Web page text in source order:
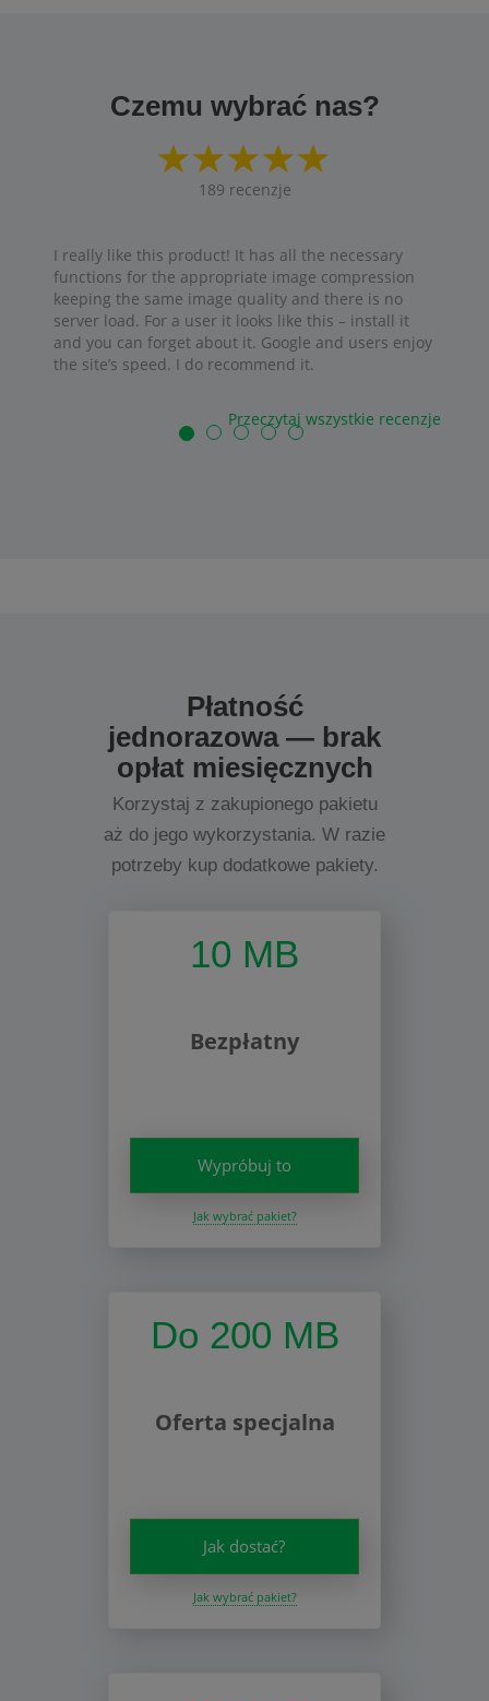
Czemu wybrać nas?
189 recenzje
I really like this product! It has all the necessary
functions for the appropriate image compression
keeping the same image quality and there is no
server load. For a user it looks like this – install it
and you can forget about it. Google and users enjoy
the site’s speed. I do recommend it.
Przeczytaj wszystkie recenzje
Płatność
jednorazowa — brak
opłat miesięcznych
Korzystaj z zakupionego pakietu
aż do jego wykorzystania. W razie
potrzeby kup dodatkowe pakiety.
10 MB
Bezpłatny
Wypróbuj to
Jak wybrać pakiet?
Do 200 MB
Oferta specjalna
Jak dostać?
Jak wybrać pakiet?